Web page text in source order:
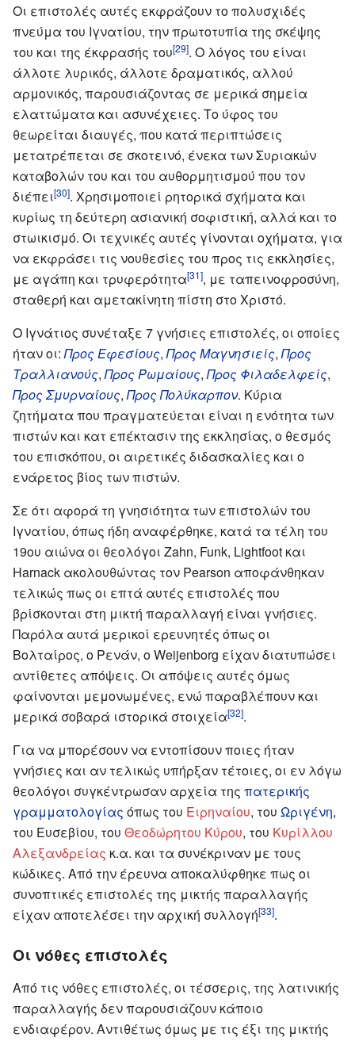
Οι επιστολές αυτές εκφράζουν το πολυσχιδές
πνεύμα του Ιγνατίου, την πρωτοτυπία της σκέψης
του και της έκφρασής του[29]. Ο λόγος του είναι
άλλοτε λυρικός, άλλοτε δραματικός, αλλού
αρμονικός, παρουσιάζοντας σε μερικά σημεία
ελαττώματα και ασυνέχειες. Το ύφος του
θεωρείται διαυγές, που κατά περιπτώσεις
μετατρέπεται σε σκοτεινό, ένεκα των Συριακών
καταβολών του και του αυθορμητισμού που τον
διέπει[30]. Χρησιμοποιεί ρητορικά σχήματα και
κυρίως τη δεύτερη ασιανική σοφιστική, αλλά και το
στωικισμό. Οι τεχνικές αυτές γίνονται οχήματα, για
να εκφράσει τις νουθεσίες του προς τις εκκλησίες,
με αγάπη και τρυφερότητα[31], με ταπεινοφροσύνη,
σταθερή και αμετακίνητη πίστη στο Χριστό.
Ο Ιγνάτιος συνέταξε 7 γνήσιες επιστολές, οι οποίες
ήταν οι: Προς Εφεσίους, Προς Μαγνησιείς, Προς
Τραλλιανούς, Προς Ρωμαίους, Προς Φιλαδελφείς,
Προς Σμυρναίους, Προς Πολύκαρπον. Κύρια
ζητήματα που πραγματεύεται είναι η ενότητα των
πιστών και κατ επέκτασιν της εκκλησίας, ο θεσμός
του επισκόπου, οι αιρετικές διδασκαλίες και ο
ενάρετος βίος των πιστών.
Σε ότι αφορά τη γνησιότητα των επιστολών του
Ιγνατίου, όπως ήδη αναφέρθηκε, κατά τα τέλη του
19ου αιώνα οι θεολόγοι Zahn, Funk, Lightfoot και
Harnack ακολουθώντας τον Pearson αποφάνθηκαν
τελικώς πως οι επτά αυτές επιστολές που
βρίσκονται στη μικτή παραλλαγή είναι γνήσιες.
Παρόλα αυτά μερικοί ερευνητές όπως οι
Βολταίρος, ο Ρενάν, ο Weijenborg είχαν διατυπώσει
αντίθετες απόψεις. Οι απόψεις αυτές όμως
φαίνονται μεμονωμένες, ενώ παραβλέπουν και
μερικά σοβαρά ιστορικά στοιχεία[32].
Για να μπορέσουν να εντοπίσουν ποιες ήταν
γνήσιες και αν τελικώς υπήρξαν τέτοιες, οι εν λόγω
θεολόγοι συγκέντρωσαν αρχεία της πατερικής
γραμματολογίας όπως του Ειρηναίου, του Ωριγένη,
του Ευσεβίου, του Θεοδώρητου Κύρου, του Κυρίλλου
Αλεξανδρείας κ.α. και τα συνέκριναν με τους
κώδικες. Από την έρευνα αποκαλύφθηκε πως οι
συνοπτικές επιστολές της μικτής παραλλαγής
είχαν αποτελέσει την αρχική συλλογή[33].
Οι νόθες επιστολές
Από τις νόθες επιστολές, οι τέσσερις, της λατινικής
παραλλαγής δεν παρουσιάζουν κάποιο
ενδιαφέρον. Αντιθέτως όμως με τις έξι της μικτής